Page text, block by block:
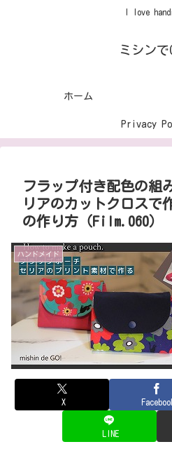
I love
ミシンで
ホーム
Privacy
フラップ付き配色の組
リアのカットクロスで
の作り方（Film.060）
ハンドメイド
X
LINE